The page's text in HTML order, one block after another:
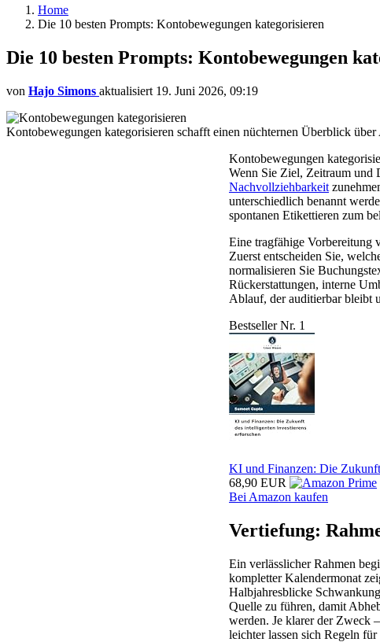
Home
Die 10 besten Prompts: Kontobewegungen kategorisieren
Die 10 besten Prompts: Kontobewegungen
von Hajo Simons aktualisiert 19. Juni 2026, 09:19
Kontobewegungen kategorisieren schafft einen nüchternen Überblick
Kontobewegungen
Wenn Sie Ziel, Zeitraum und
Nachvollziehbarkeit
unterschiedlich benannt
spontanen Etikettieren zum
Eine tragfähige Vorbereitung
Zuerst entscheiden Sie,
normalisieren Sie
Rückerstattungen, interne
Ablauf, der auditierbar bleibt
Bestseller Nr. 1
KI und Finanzen: Die
68,90 EUR
Bei Amazon kaufen
Vertiefung:
Ein verlässlicher Rahmen
kompletter Kalendermonat
Halbjahresblicke
Quelle zu führen, damit
werden. Je klarer der Zweck
leichter lassen sich Regeln